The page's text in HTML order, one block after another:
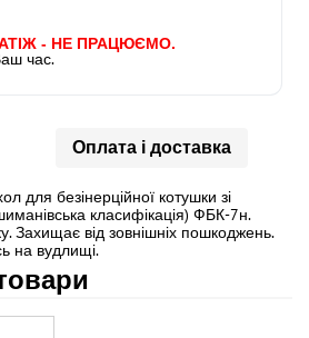
- НЕ ПРАЦЮЄМО.
час.
Оплата і доставка
для безінерційної котушки зі
класифікація) ФБК-7н.
Захищає від зовнішніх пошкоджень.
на вудлищі.